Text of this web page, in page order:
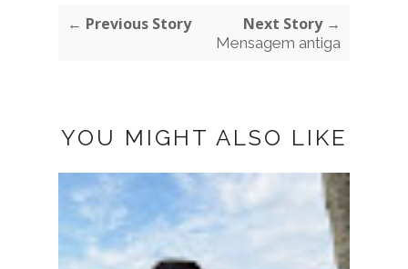
← Previous Story Next Story →
Mensagem antiga
YOU MIGHT ALSO LIKE